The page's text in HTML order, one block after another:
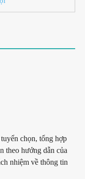
chọn, tổng hợp
theo hướng dẫn của
nhiệm về thông tin